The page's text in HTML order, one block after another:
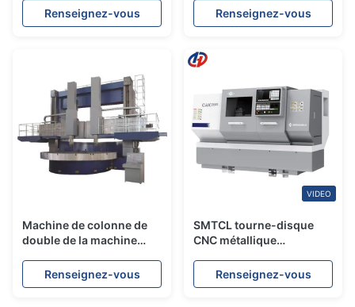
chargement et de
déchargement
Renseignez-vous
par ordinateur de
colonne de tour vertical
Renseignez-vous
Machine de colonne de
double de la machine
vertical de commande
numérique par
Renseignez-vous
VIDEO
SMTCL tourne-disque
CNC métallique
tourne-disque CNC
automatique à lit plat
Renseignez-vous